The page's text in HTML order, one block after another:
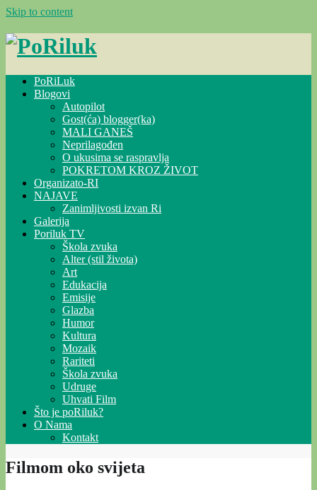
Skip to content
PoRiLuk
Blogovi
Autopilot
Gost(ća) blogger(ka)
MALI GANEŠ
Neprilagođen
O ukusima se raspravlja
POKRETOM KROZ ŽIVOT
Organizato-RI
NAJAVE
Zanimljivosti izvan Ri
Galerija
Poriluk TV
Škola zvuka
Alter (stil života)
Art
Edukacija
Emisije
Glazba
Humor
Kultura
Mozaik
Rariteti
Škola zvuka
Udruge
Uhvati Film
Što je poRiluk?
O Nama
Kontakt
Filmom oko svijeta